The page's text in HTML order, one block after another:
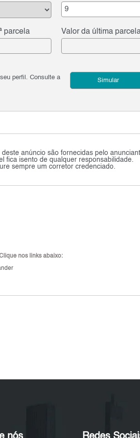
parcela Valor da última
perfil. Consulte a
Simular
deste anúncio são fornecidas pelo
fica isento de qualquer responsabilidade.
sempre um corretor credenciado.
nos links abaixo: